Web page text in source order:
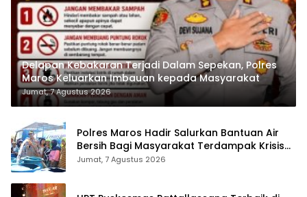
Delapan Kebakaran Terjadi Dalam Sepekan, Polres
Maros Keluarkan Imbauan kepada Masyarakat
Jumat, 7 Agustus 2026
Polres Maros Hadir Salurkan Bantuan Air
Bersih Bagi Masyarakat Terdampak Krisis
Air Bersih Di Maros
Jumat, 7 Agustus 2026